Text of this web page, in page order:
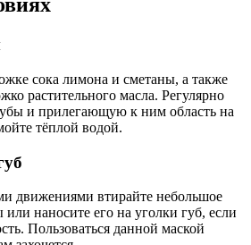
сока лимона и сметаны, а также
растительного масла. Регулярно
и прилегающую к ним область на
тёплой водой.
движениями втирайте небольшое
или наносите его на уголки губ, если
Пользоваться данной маской